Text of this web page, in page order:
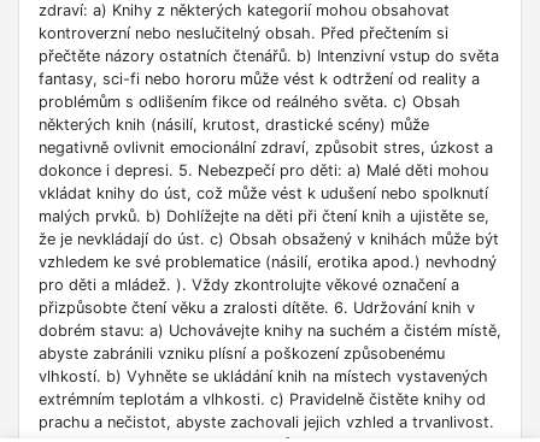
zdraví: a) Knihy z některých kategorií mohou obsahovat
kontroverzní nebo neslučitelný obsah. Před přečtením si
přečtěte názory ostatních čtenářů. b) Intenzivní vstup do světa
fantasy, sci-fi nebo hororu může vést k odtržení od reality a
problémům s odlišením fikce od reálného světa. c) Obsah
některých knih (násilí, krutost, drastické scény) může
negativně ovlivnit emocionální zdraví, způsobit stres, úzkost a
dokonce i depresi. 5. Nebezpečí pro děti: a) Malé děti mohou
vkládat knihy do úst, což může vést k udušení nebo spolknutí
malých prvků. b) Dohlížejte na děti při čtení knih a ujistěte se,
že je nevkládají do úst. c) Obsah obsažený v knihách může být
vzhledem ke své problematice (násilí, erotika apod.) nevhodný
pro děti a mládež. ). Vždy zkontrolujte věkové označení a
přizpůsobte čtení věku a zralosti dítěte. 6. Udržování knih v
dobrém stavu: a) Uchovávejte knihy na suchém a čistém místě,
abyste zabránili vzniku plísní a poškození způsobenému
vlhkostí. b) Vyhněte se ukládání knih na místech vystavených
extrémním teplotám a vlhkosti. c) Pravidelně čistěte knihy od
prachu a nečistot, abyste zachovali jejich vzhled a trvanlivost.